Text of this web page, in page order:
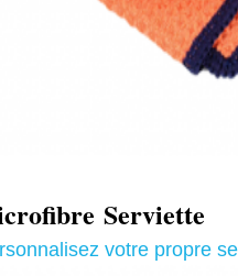
Serviette
votre propre